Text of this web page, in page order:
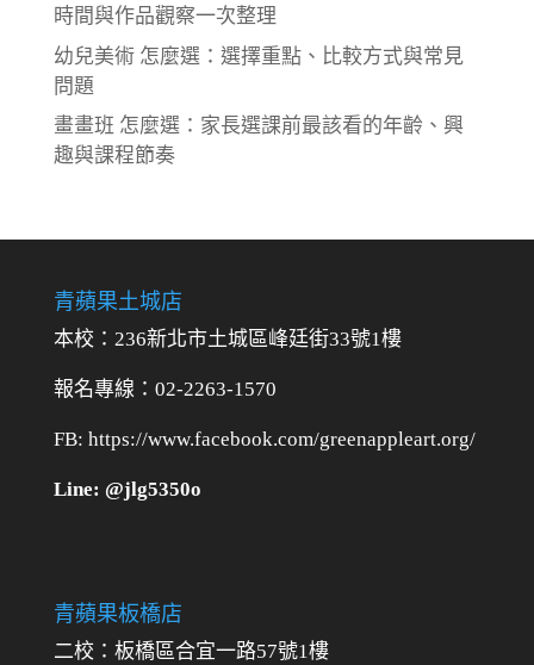
時間與作品觀察一次整理
幼兒美術 怎麼選：選擇重點、比較方式與常見
問題
畫畫班 怎麼選：家長選課前最該看的年齡、興
趣與課程節奏
青蘋果土城店
本校：236新北市土城區峰廷街33號1樓
報名專線：02-2263-1570
FB: https://www.facebook.com/greenappleart.org/
Line: @jlg5350o
青蘋果板橋店
二校： 板橋區合宜一路57號1樓